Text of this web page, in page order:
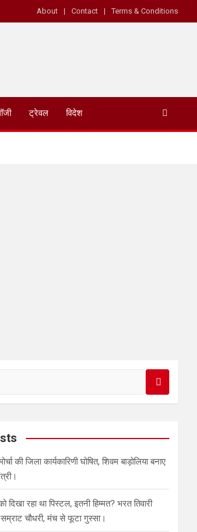
About Contact Terms & Conditions
ट्रेवल विदेश
की जिला कार्यकारिणी घोषित, शिवम बाड़ोलिया बनाए
दिखा रहा था पिस्टल, इतनी हिम्मत? भरत तिवारी
चौधरी, मंच से फूटा गुस्सा।